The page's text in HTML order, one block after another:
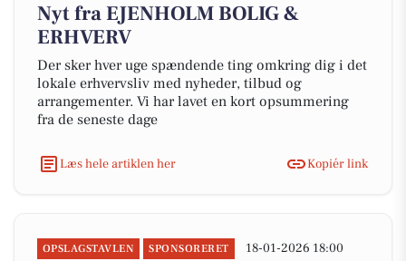
Nyt fra EJENHOLM BOLIG &
ERHVERV
Der sker hver uge spændende ting omkring dig i det
lokale erhvervsliv med nyheder, tilbud og
arrangementer. Vi har lavet en kort opsummering
fra de seneste dage
Læs hele artiklen her Kopiér link
OPSLAGSTAVLEN SPONSORERET 18-01-2026 18:00